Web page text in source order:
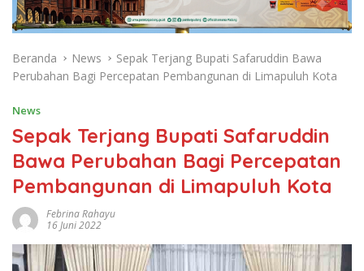
Beranda News
Sepak Terjang Bupati Safaruddin Bawa
Perubahan Bagi Percepatan Pembangunan di Limapuluh Kota
News
Sepak Terjang Bupati Safaruddin
Bawa Perubahan Bagi Percepatan
Pembangunan di Limapuluh Kota
Febrina Rahayu
16 Juni 2022